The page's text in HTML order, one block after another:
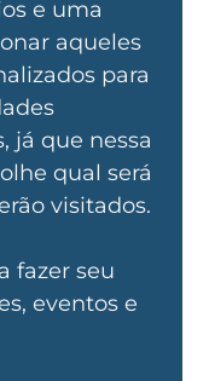
e uma
aqueles
para
já que nessa
qual será
visitados.
fazer seu
eventos e